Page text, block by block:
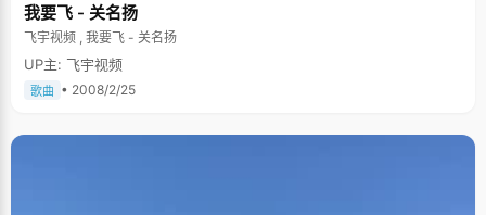
我要飞 - 关名扬
飞宇视频 , 我要飞 - 关名扬
UP主: 飞宇视频
歌曲 • 2008/2/25